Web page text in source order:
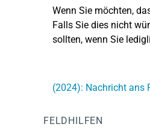
Wenn Sie möchten,
Falls Sie dies nicht
sollten, wenn Sie
(2024): Nachricht ans
FELDHILFEN